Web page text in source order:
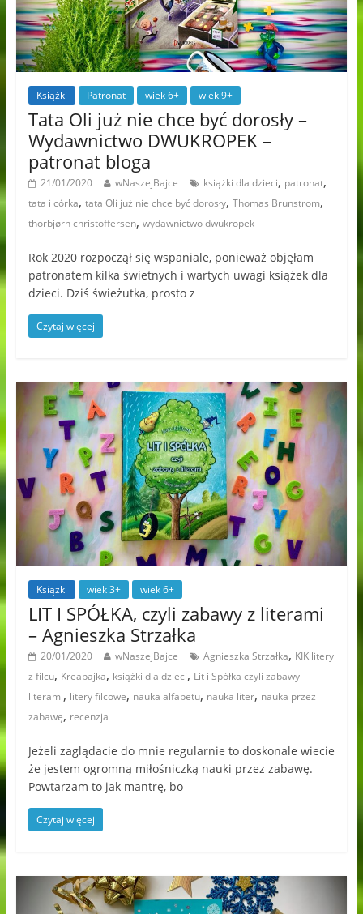
Książki Patronat wiek 6+ wiek 9+
Tata Oli już nie chce być dorosły –
Wydawnictwo DWUKROPEK –
patronat bloga
21/01/2020 wNaszejBajce książki dla dzieci, patronat,
tata i córka, tata Oli już nie chce być dorosły, Thomas Brunstrom,
thorbjørn christoffersen, wydawnictwo dwukropek
Rok 2020 rozpoczął się wspaniale, ponieważ objęłam
patronatem kilka świetnych i wartych uwagi książek dla
dzieci. Dziś świeżutka, prosto z
Czytaj więcej
Książki wiek 3+ wiek 6+
LIT I SPÓŁKA, czyli zabawy z literami
– Agnieszka Strzałka
20/01/2020 wNaszejBajce Agnieszka Strzałka, KIK litery
z filcu, Kreabajka, książki dla dzieci, Lit i Spółka czyli zabawy
literami, litery filcowe, nauka alfabetu, nauka liter, nauka przez
zabawę, recenzja
Jeżeli zaglądacie do mnie regularnie to doskonale wiecie
że jestem ogromną miłośniczką nauki przez zabawę.
Powtarzam to jak mantrę, bo
Czytaj więcej